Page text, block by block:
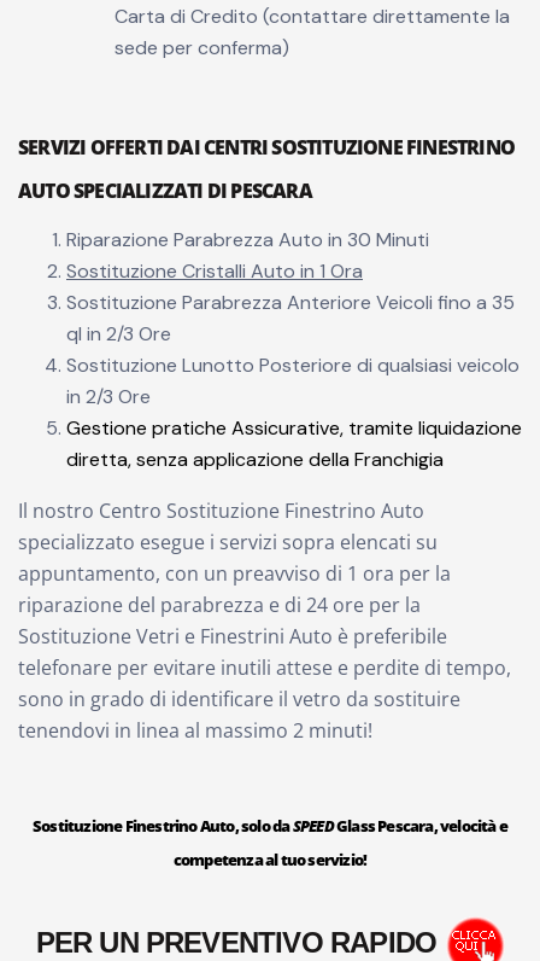
Carta di Credito (contattare direttamente la
sede per conferma)
SERVIZI OFFERTI DAI CENTRI SOSTITUZIONE FINESTRINO
AUTO SPECIALIZZATI DI PESCARA
Riparazione Parabrezza Auto in 30 Minuti
Sostituzione Cristalli Auto in 1 Ora
Sostituzione Parabrezza Anteriore Veicoli fino a 35
ql in 2/3 Ore
Sostituzione Lunotto Posteriore di qualsiasi veicolo
in 2/3 Ore
Gestione pratiche Assicurative, tramite liquidazione
diretta, senza applicazione della Franchigia
Il nostro Centro Sostituzione Finestrino Auto
specializzato esegue i servizi sopra elencati su
appuntamento, con un preavviso di 1 ora per la
riparazione del parabrezza e di 24 ore per la
Sostituzione Vetri e Finestrini Auto è preferibile
telefonare per evitare inutili attese e perdite di tempo,
sono in grado di identificare il vetro da sostituire
tenendovi in linea al massimo 2 minuti!
Sostituzione Finestrino Auto, solo daSPEEDGlass Pescara, velocità e
competenza al tuo servizio!
PER UN PREVENTIVO RAPIDO